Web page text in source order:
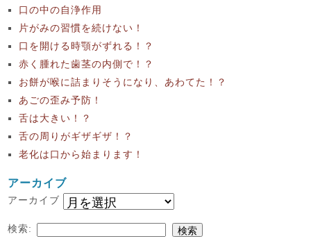
口の中の自浄作用
片がみの習慣を続けない！
口を開ける時顎がずれる！？
赤く腫れた歯茎の内側で！？
お餅が喉に詰まりそうになり、あわてた！？
あごの歪み予防！
舌は大きい！？
舌の周りがギザギザ！？
老化は口から始まります！
アーカイブ
アーカイブ
検索: